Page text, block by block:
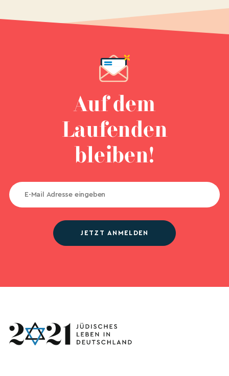
Auf dem
Laufenden
bleiben!
JETZT ANMELDEN